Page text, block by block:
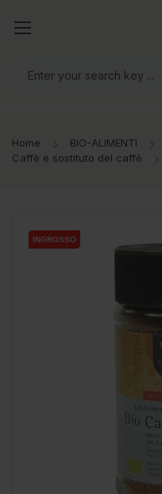
mondo!
Home BIO-ALIMENTI
Caffè e sostituto del caffè
INGROSSO
INGROSSO
INGROSSO